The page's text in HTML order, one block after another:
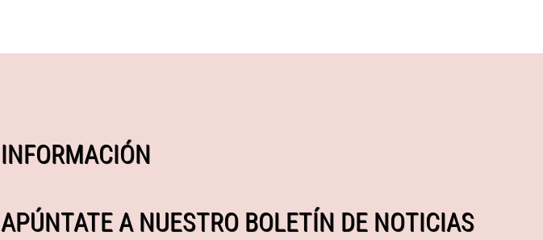
INFORMACIÓN
APÚNTATE A NUESTRO BOLETÍN DE NOTICIAS